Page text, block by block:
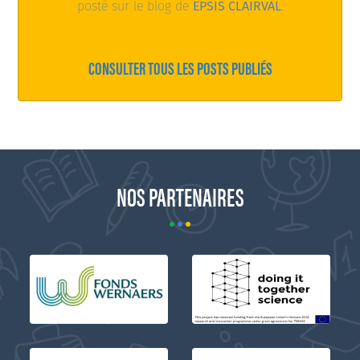
posté sur le blog de EPSIS CLAIRVAL.
CONSULTER TOUS LES POSTS PUBLIÉS
NOS PARTENAIRES